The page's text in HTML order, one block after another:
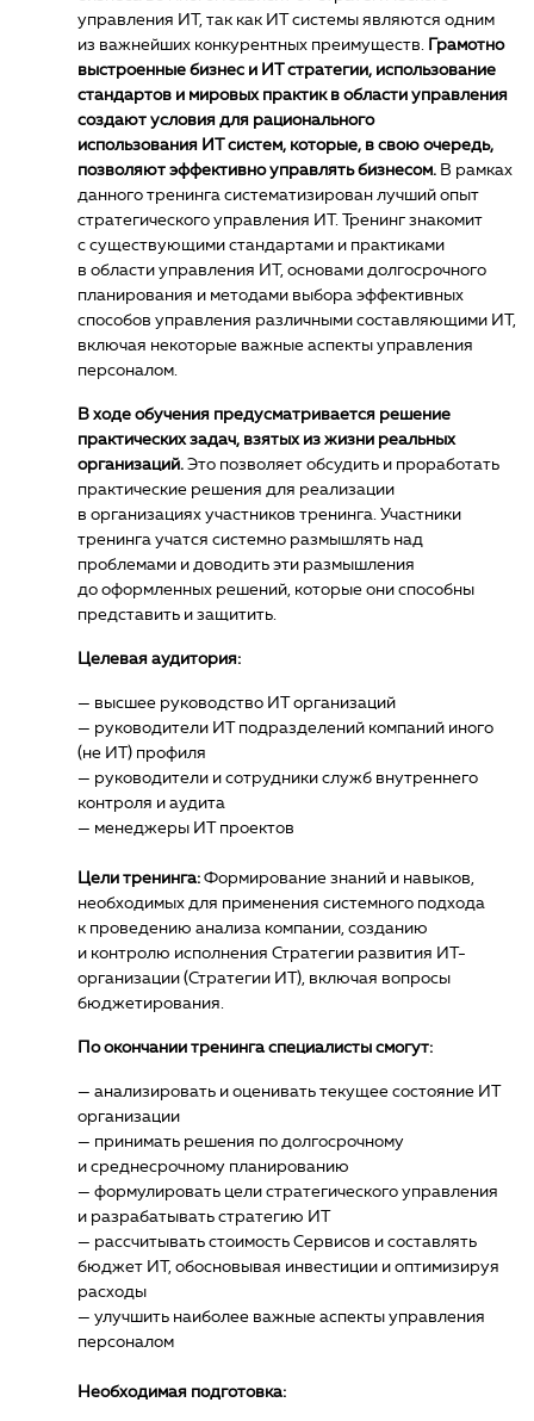
управления ИТ, так как ИТ системы являются одним
из важнейших конкурентных преимуществ. Грамотно
выстроенные бизнес и ИТ стратегии, использование
стандартов и мировых практик в области управления
создают условия для рационального
использования ИТ систем, которые, в свою очередь,
позволяют эффективно управлять бизнесом. В рамках
данного тренинга систематизирован лучший опыт
стратегического управления ИТ. Тренинг знакомит
с существующими стандартами и практиками
в области управления ИТ, основами долгосрочного
планирования и методами выбора эффективных
способов управления различными составляющими ИТ,
включая некоторые важные аспекты управления
персоналом.
В ходе обучения предусматривается решение
практических задач, взятых из жизни реальных
организаций.Это позволяет обсудить и проработать
практические решения для реализации
в организациях участников тренинга. Участники
тренинга учатся системно размышлять над
проблемами и доводить эти размышления
до оформленных решений, которые они способны
представить и защитить.
Целевая аудитория:
— высшее руководство ИТ организаций
— руководители ИТ подразделений компаний иного
(не ИТ) профиля
— руководители и сотрудники служб внутреннего
контроля и аудита
— менеджеры ИТ проектов
Цели тренинга:Формирование знаний и навыков,
необходимых для применения системного подхода
к проведению анализа компании, созданию
и контролю исполнения Стратегии развития ИТ-
организации (Стратегии ИТ), включая вопросы
бюджетирования.
По окончании тренинга специалисты смогут:
— анализировать и оценивать текущее состояние ИТ
организации
— принимать решения по долгосрочному
и среднесрочному планированию
— формулировать цели стратегического управления
и разрабатывать стратегию ИТ
— рассчитывать стоимость Сервисов и составлять
бюджет ИТ, обосновывая инвестиции и оптимизируя
расходы
— улучшить наиболее важные аспекты управления
персоналом
Необходимая подготовка: